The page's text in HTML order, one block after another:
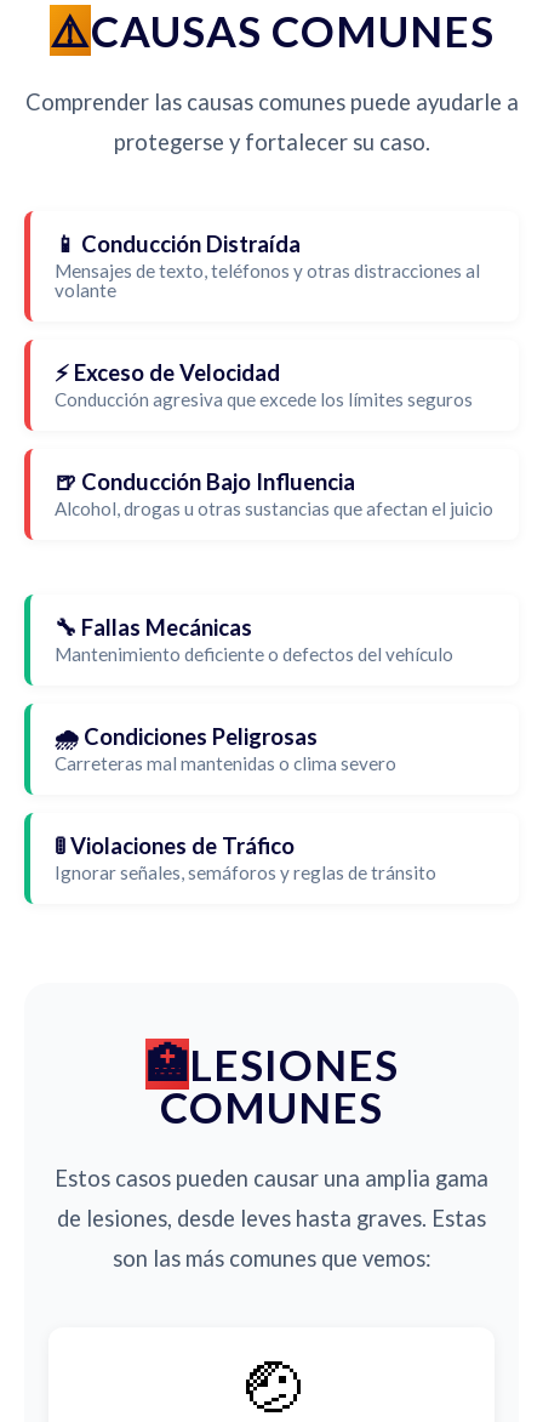
CAUSAS COMUNES
Comprender las causas comunes puede ayudarle a
protegerse y fortalecer su caso.
📱 Conducción Distraída
Mensajes de texto, teléfonos y otras distracciones al
volante
⚡ Exceso de Velocidad
Conducción agresiva que excede los límites seguros
🍺 Conducción Bajo Influencia
Alcohol, drogas u otras sustancias que afectan el juicio
🔧 Fallas Mecánicas
Mantenimiento deficiente o defectos del vehículo
🌧️ Condiciones Peligrosas
Carreteras mal mantenidas o clima severo
🚦 Violaciones de Tráfico
Ignorar señales, semáforos y reglas de tránsito
LESIONES
COMUNES
Estos casos pueden causar una amplia gama
de lesiones, desde leves hasta graves. Estas
son las más comunes que vemos:
🤕